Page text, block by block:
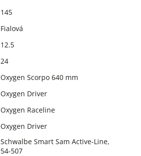
145
Fialová
12.5
24
Oxygen Scorpo 640 mm
Oxygen Driver
Oxygen Raceline
Oxygen Driver
Schwalbe Smart Sam Active-Line,
54-507